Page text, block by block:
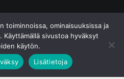
toiminnoissa, ominaisuuksissa ja
Käyttämällä sivustoa hyväksyt
käytön.
Lisätietoja